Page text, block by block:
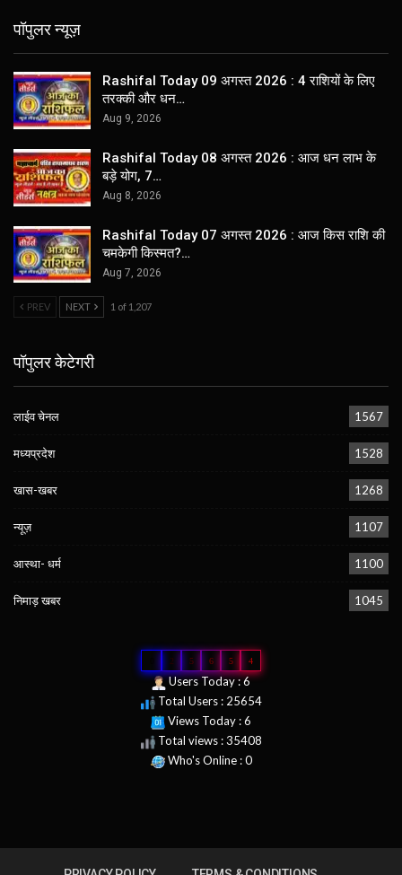
पॉपुलर न्यूज़
Rashifal Today 09 अगस्त 2026 : 4 राशियों के लिए
तरक्की और धन…
Aug 9, 2026
Rashifal Today 08 अगस्त 2026 : आज धन लाभ के
बड़े योग, 7…
Aug 8, 2026
Rashifal Today 07 अगस्त 2026 : आज किस राशि की
चमकेगी किस्मत?…
Aug 7, 2026
PREV NEXT 1 of 1,207
पॉपुलर केटेगरी
लाईव चेनल 1567
मध्यप्रदेश 1528
खास-खबर 1268
न्यूज़ 1107
आस्था- धर्म 1100
निमाड़ खबर 1045
2 5 6 5 4
Users Today : 6
Total Users : 25654
Views Today : 6
Total views : 35408
Who's Online : 0